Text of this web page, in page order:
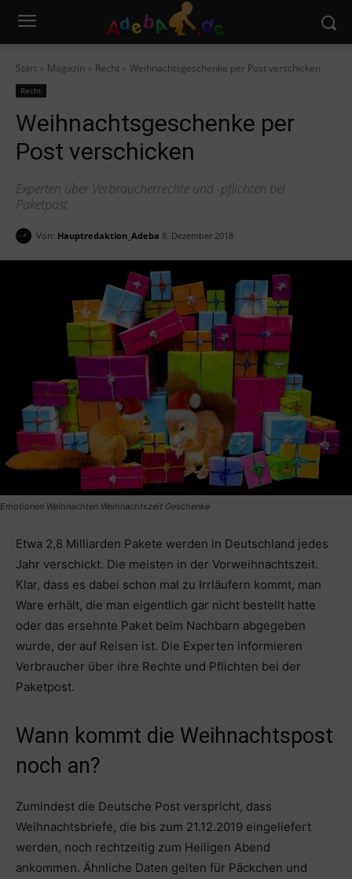
Start Magazin Recht Weihnachtsgeschenke per Post verschicken
Recht
Weihnachtsgeschenke per
Post verschicken
Experten über Verbraucherrechte und -pflichten bei
Paketpost
Von: Hauptredaktion_Adeba 8. Dezember 2018
Emotionen Weihnachten Weihnachtszeit Geschenke
Etwa 2,8 Milliarden Pakete werden in Deutschland jedes
Jahr verschickt. Die meisten in der Vorweihnachtszeit.
Klar, dass es dabei schon mal zu Irrläufern kommt, man
Ware erhält, die man eigentlich gar nicht bestellt hatte
oder das ersehnte Paket beim Nachbarn abgegeben
wurde, der auf Reisen ist. Die Experten informieren
Verbraucher über ihre Rechte und Pflichten bei der
Paketpost.
Wann kommt die Weihnachtspost
noch an?
Zumindest die Deutsche Post verspricht, dass
Weihnachtsbriefe, die bis zum 21.12.2019 eingeliefert
werden, noch rechtzeitig zum Heiligen Abend
ankommen. Ähnliche Daten gelten für Päckchen und